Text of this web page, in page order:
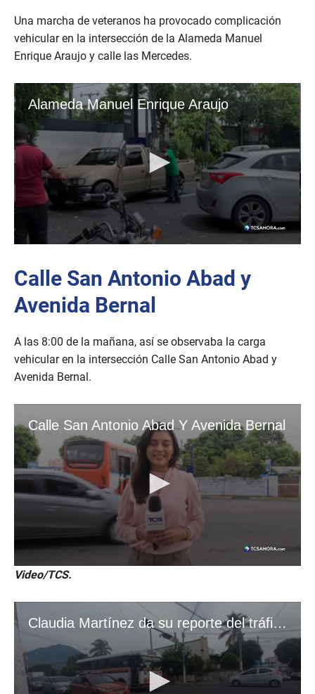
Una marcha de veteranos ha provocado complicación
vehicular en la intersección de la Alameda Manuel
Enrique Araujo y calle las Mercedes.
Calle San Antonio Abad y
Avenida Bernal
A las 8:00 de la mañana, así se observaba la carga
vehicular en la intersección Calle San Antonio Abad y
Avenida Bernal.
Video/TCS.